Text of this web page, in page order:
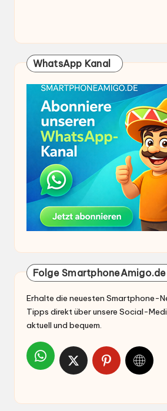
WhatsApp Kanal
Folge SmartphoneAmigo.de
Erhalte die neuesten Smartphone-
Tipps direkt über unsere Social-
aktuell und bequem.